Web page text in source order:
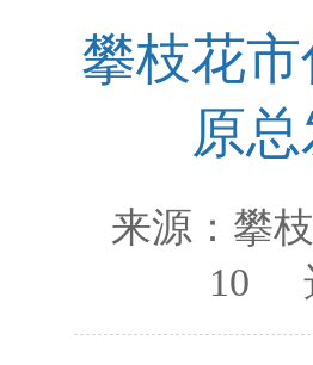
攀枝花
原
来源： 攀
10